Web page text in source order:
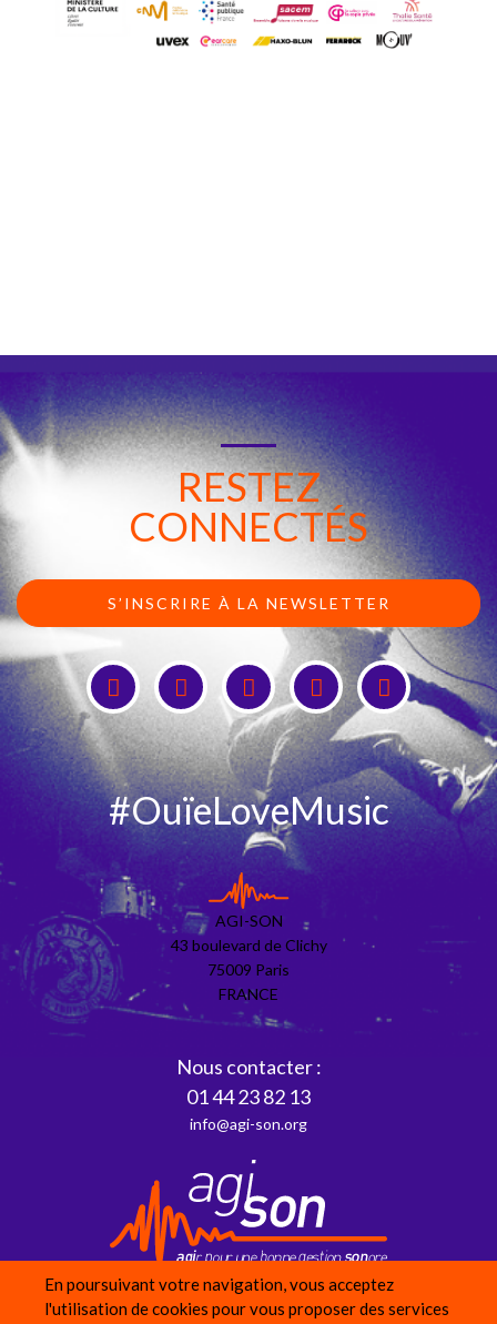
RESTEZ
CONNECTÉS
S’INSCRIRE À LA NEWSLETTER
#OuïeLoveMusic
AGI-SON
43 boulevard de Clichy
75009 Paris
FRANCE
Nous contacter :
01 44 23 82 13
info@agi-son.org
En poursuivant votre navigation, vous acceptez
l'utilisation de cookies pour vous proposer des services